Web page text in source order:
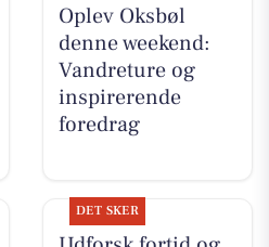
Oplev Oksbøl
denne weekend:
Vandreture og
inspirerende
foredrag
DET SKER